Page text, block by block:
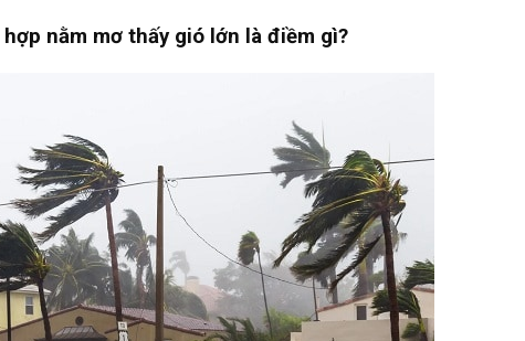
nằm mơ thấy gió lớn là điềm gì?